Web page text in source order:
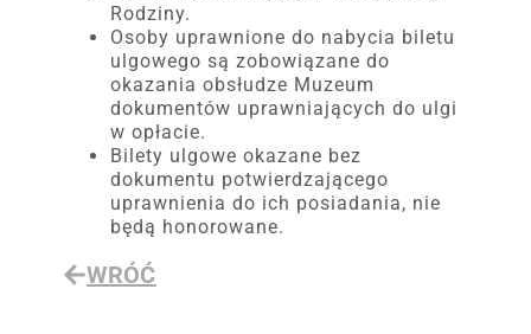
Rodziny.
Osoby uprawnione do nabycia biletu
ulgowego są zobowiązane do
okazania obsłudze Muzeum
dokumentów uprawniających do ulgi
w opłacie.
Bilety ulgowe okazane bez
dokumentu potwierdzającego
uprawnienia do ich posiadania, nie
będą honorowane.
WRÓĆ